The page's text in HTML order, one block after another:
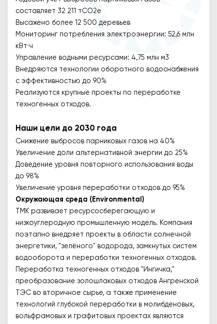
составляет 32 211 тCO2e
Высажено более 12 500 деревьев
Мониторинг потребления электроэнергии: 52,6 млн
кВт·ч
Управление водными ресурсами: 4,75 млн м3
Внедряются технологии оборотного водоснабжения
с эффективностью до 90%
Реализуются крупные проекты по переработке
техногенных отходов.
Наши цели до 2030 года
Снижение выбросов парниковых газов на 40%
Увеличение доли альтернативной энергии до 25%
Доведение уровня повторного использования воды
до 98%
Увеличение уровня переработки отходов до 95%
Окружающая среда (Environmental)
ТМК развивает ресурсосберегающую и
низкоуглеродную промышленную модель. Компания
поэтапно внедряет проекты в области солнечной
энергетики, "зелёного" водорода, замкнутых систем
водооборота и переработки техногенных отходов.
Переработка техногенных отходов "Ингичка,"
преобразование золошлаковых отходов Ангренской
ТЭС во вторичное сырье, а также применение
технологий глубокой переработки в молибденовых,
вольфрамовых и графитовых проектах являются